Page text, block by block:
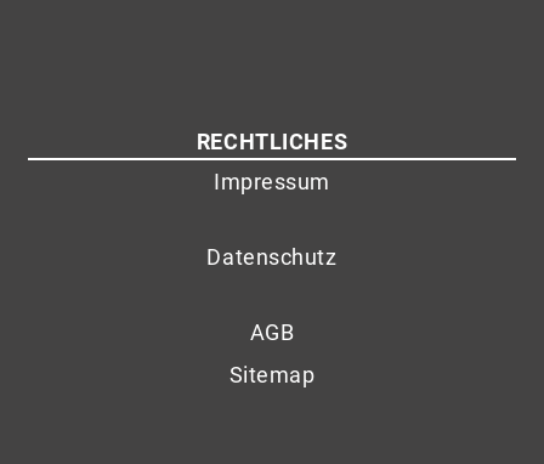
RECHTLICHES
Impressum
Datenschutz
AGB
Sitemap